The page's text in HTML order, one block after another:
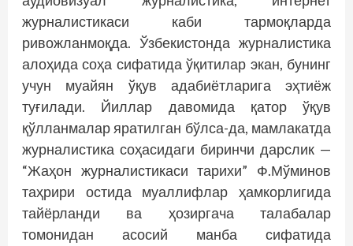
журналистикаси каби тармоқларда
ривожланмоқда. Ўзбекистонда журналистика
алоҳида соҳа сифатида ўқитилар экан, бунинг
учун муайян ўқув адабиётларига эҳтиёж
туғилади. Йиллар давомида қатор ўқув
қўлланмалар яратилган бўлса-да, мамлакатда
журналистика соҳасидаги биринчи дарслик —
“Жаҳон журналистикаси тарихи” Ф.Мўминов
таҳрири остида муаллифлар ҳамкорлигида
тайёрланди ва ҳозиргача талабалар
томонидан асосий манба сифатида